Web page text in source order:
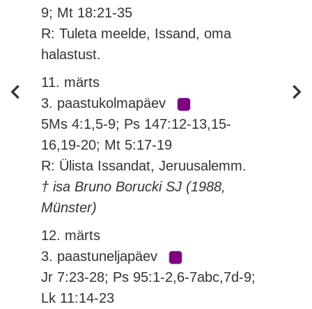
9; Mt 18:21-35
R: Tuleta meelde, Issand, oma
halastust.
11. märts
3. paastukolmapäev
5Ms 4:1,5-9; Ps 147:12-13,15-
16,19-20; Mt 5:17-19
R: Ülista Issandat, Jeruusalemm.
† isa Bruno Borucki SJ (1988,
Münster)
12. märts
3. paastuneljapäev
Jr 7:23-28; Ps 95:1-2,6-7abc,7d-9;
Lk 11:14-23